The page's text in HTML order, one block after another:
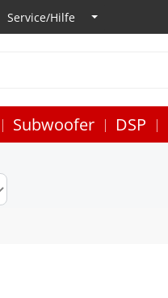
Service/Hilfe
Subwoofer DSP